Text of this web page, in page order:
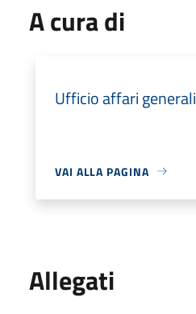
A cura di
Ufficio affari generali
VAI ALLA PAGINA
Allegati